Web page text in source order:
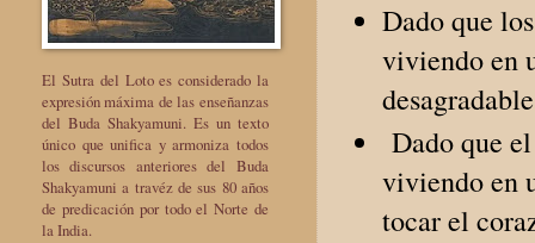
Dado que
viviendo en
Dado que
viviendo en
tocar el
El Sutra del Loto es considerado la
expresión máxima de las enseñanzas
del Buda Shakyamuni. Es un texto
único que unifica y armoniza todos
los discursos anteriores del Buda
Shakyamuni a travéz de sus 80 años
de predicación por todo el Norte de
la India.